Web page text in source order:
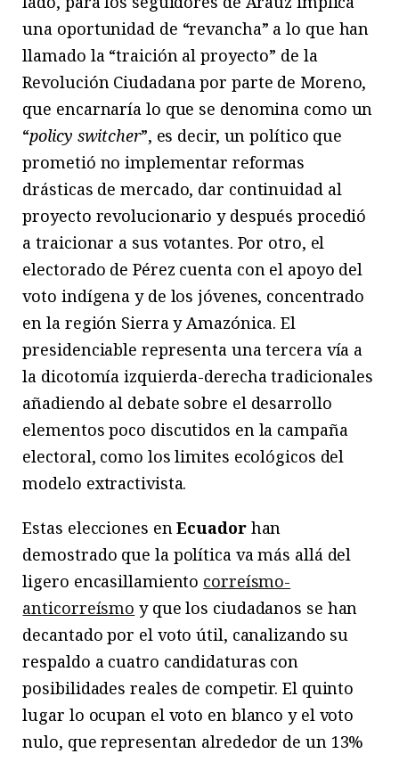
una oportunidad de “revancha” a lo que han
llamado la “traición al proyecto” de la
Revolución Ciudadana por parte de Moreno,
que encarnaría lo que se denomina como un
“policy switcher”, es decir, un político que
prometió no implementar reformas
drásticas de mercado, dar continuidad al
proyecto revolucionario y después procedió
a traicionar a sus votantes. Por otro, el
electorado de Pérez cuenta con el apoyo del
voto indígena y de los jóvenes, concentrado
en la región Sierra y Amazónica. El
presidenciable representa una tercera vía a
la dicotomía izquierda-derecha tradicionales
añadiendo al debate sobre el desarrollo
elementos poco discutidos en la campaña
electoral, como los limites ecológicos del
modelo extractivista.
Estas elecciones enEcuador han
demostrado que la política va más allá del
ligero encasillamiento correísmo-
anticorreísmo y que los ciudadanos se han
decantado por el voto útil, canalizando su
respaldo a cuatro candidaturas con
posibilidades reales de competir. El quinto
lugar lo ocupan el voto en blanco y el voto
nulo, que representan alrededor de un 13%